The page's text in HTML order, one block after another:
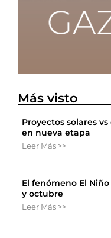
Más visto
Proyectos solares
en nueva etapa
Leer Más >>
El fenómeno El
y octubre
Leer Más >>